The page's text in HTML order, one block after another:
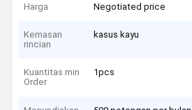
Harga Negotiated price
Kemasan
rincian
kasus kayu
Kuantitas min
Order
1pcs